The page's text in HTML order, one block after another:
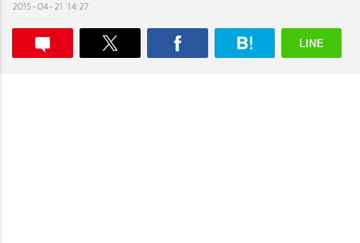
2015-04-21 14:27